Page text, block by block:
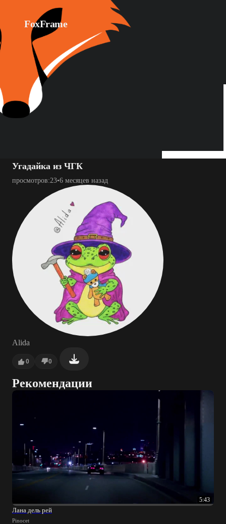
FoxFrame
Угадайка из ЧГК
просмотров:23•6 месяцев назад
Alida
0 0
Рекомендации
5:43
Лана дель рей
Pinocet